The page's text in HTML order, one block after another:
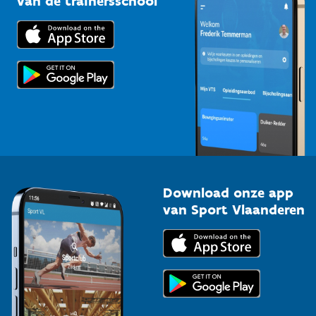
Trainers en begeleiders
Topsporters
Downloads
Voor de pers
Download onze app
van Sport Vlaanderen